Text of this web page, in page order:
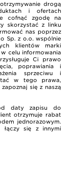
drogą
i ofertach
cofnąć zgodę na
skorzystać z linku
nas poprzez
Sp. z o.o. wspólnie
klientów marki
celu informowania
Ci prawo
poprawiania i
sprzeciwu i
w tego prawa,
się z naszą
daty zapisu do
otrzymuje rabat
jednorazowym.
łączy się z innymi